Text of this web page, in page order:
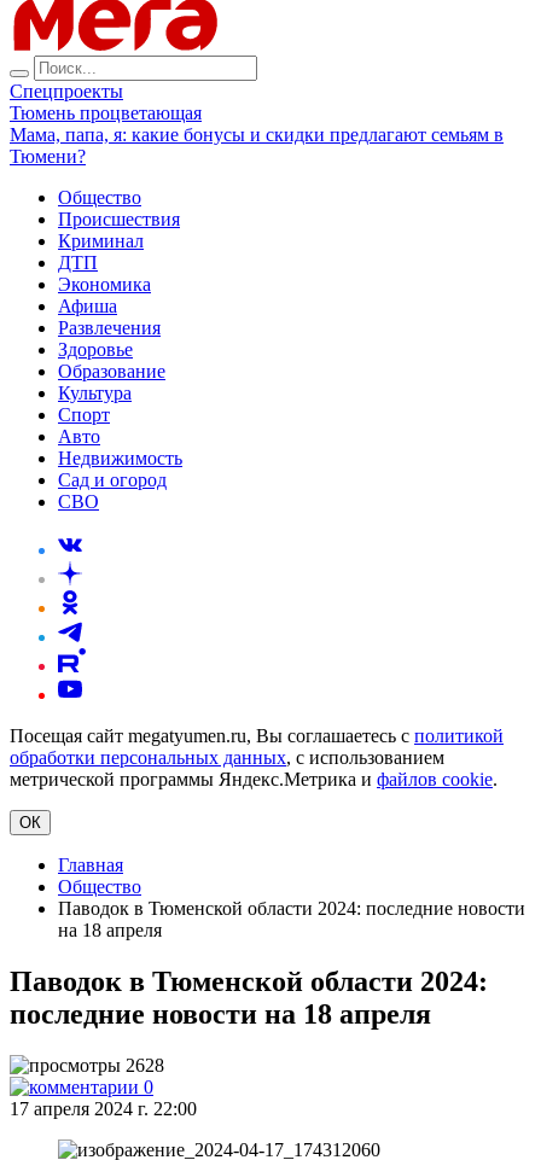
Спецпроекты
Тюмень процветающая
Мама, папа, я: какие бонусы и скидки предлагают семьям в
Тюмени?
Общество
Происшествия
Криминал
ДТП
Экономика
Афиша
Развлечения
Здоровье
Образование
Культура
Спорт
Авто
Недвижимость
Сад и огород
СВО
Посещая сайт megatyumen.ru, Вы соглашаетесь с политикой
обработки персональных данных, с использованием
метрической программы Яндекс.Метрика и файлов cookie.
ОК
Главная
Общество
Паводок в Тюменской области 2024: последние новости
на 18 апреля
Паводок в Тюменской области 2024:
последние новости на 18 апреля
2628
0
17 апреля 2024 г. 22:00